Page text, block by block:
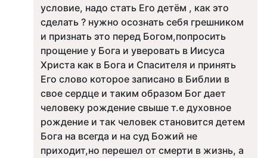
условие, надо стать Его детём , как это
сделать ? нужно осознать себя грешником
и признать это перед Богом,попросить
прощение у Бога и уверовать в Иисуса
Христа как в Бога и Спасителя и принять
Его слово которое записано в Библии в
свое сердце и таким образом Бог дает
человеку рождение свыше т.е духовное
рождение и так человек становится детем
Бога на всегда и на суд Божий не
приходит,но перешел от смерти в жизнь, а